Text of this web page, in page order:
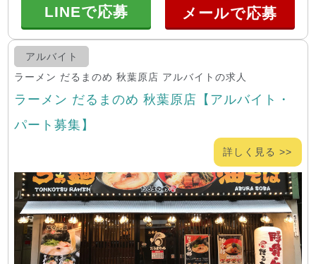
LINEで応募
アルバイト
ラーメン だるまのめ 秋葉原店 アルバイトの求人
ラーメン だるまのめ 秋葉原店【アルバイト・
パート募集】
詳しく見る >>